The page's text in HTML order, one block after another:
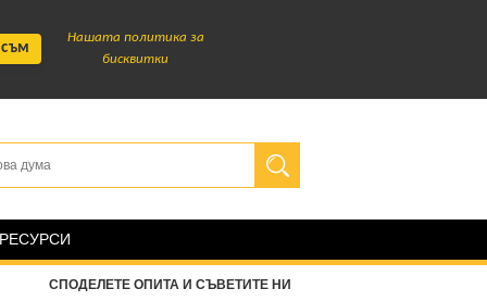
съм
Нашата политика за
бисквитки
СПОДЕЛЕТЕ ОПИТА И СЪВЕТИТЕ НИ